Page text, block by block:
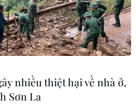
án mở rộng
vẫn dang dở
nhiều thiệt hại về nhà ở,
Sơn La